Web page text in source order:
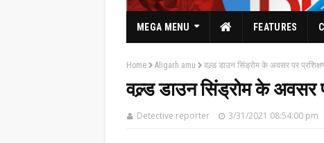
MEGA MENU FEATURES
Home Aligarh amu वल्र्ड डाउन सिंड्रोम के अवसर पर
वल्र्ड डाउन सिंड्रोम के अवसर
Detective reporter 3/31/2021 08:54:00 pm